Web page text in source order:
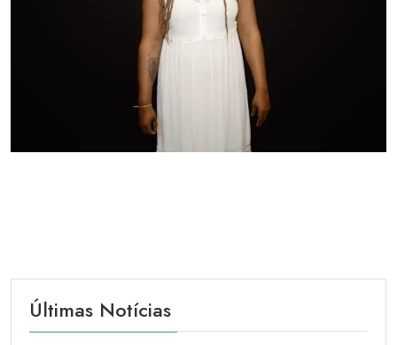
Últimas Notícias